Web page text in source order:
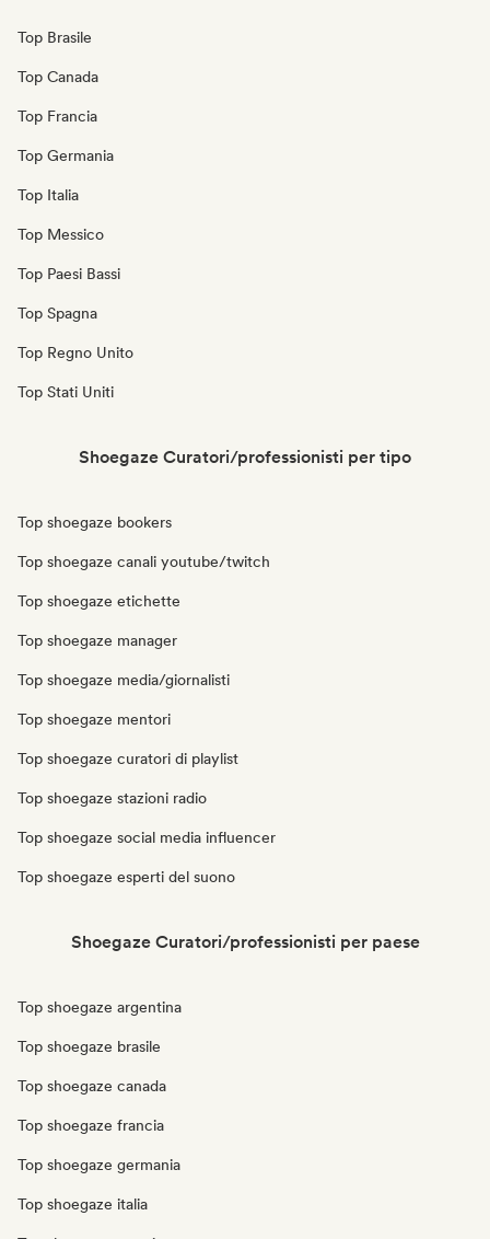
Top Brasile
Top Canada
Top Francia
Top Germania
Top Italia
Top Messico
Top Paesi Bassi
Top Spagna
Top Regno Unito
Top Stati Uniti
Shoegaze Curatori/professionisti per tipo
Top shoegaze bookers
Top shoegaze canali youtube/twitch
Top shoegaze etichette
Top shoegaze manager
Top shoegaze media/giornalisti
Top shoegaze mentori
Top shoegaze curatori di playlist
Top shoegaze stazioni radio
Top shoegaze social media influencer
Top shoegaze esperti del suono
Shoegaze Curatori/professionisti per paese
Top shoegaze argentina
Top shoegaze brasile
Top shoegaze canada
Top shoegaze francia
Top shoegaze germania
Top shoegaze italia